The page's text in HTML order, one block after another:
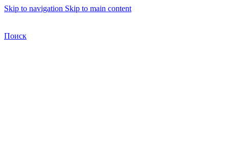
Skip to navigation Skip to main content
Поиск